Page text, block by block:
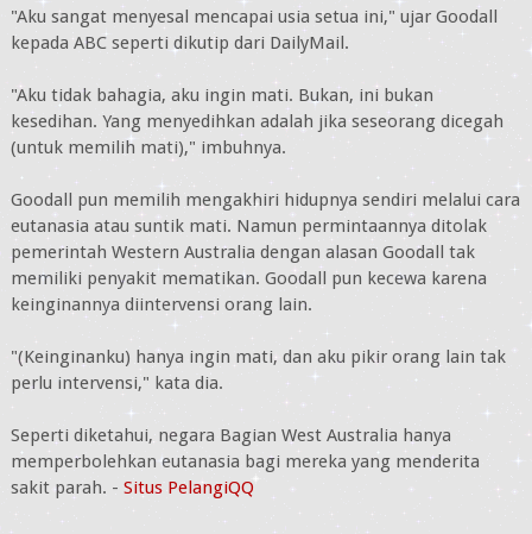
"Aku sangat menyesal mencapai usia setua ini," ujar Goodall
kepada ABC seperti dikutip dari DailyMail.
"Aku tidak bahagia, aku ingin mati. Bukan, ini bukan
kesedihan. Yang menyedihkan adalah jika seseorang dicegah
(untuk memilih mati)," imbuhnya.
Goodall pun memilih mengakhiri hidupnya sendiri melalui cara
eutanasia atau suntik mati. Namun permintaannya ditolak
pemerintah Western Australia dengan alasan Goodall tak
memiliki penyakit mematikan. Goodall pun kecewa karena
keinginannya diintervensi orang lain.
"(Keinginanku) hanya ingin mati, dan aku pikir orang lain tak
perlu intervensi," kata dia.
Seperti diketahui, negara Bagian West Australia hanya
memperbolehkan eutanasia bagi mereka yang menderita
sakit parah. - Situs PelangiQQ